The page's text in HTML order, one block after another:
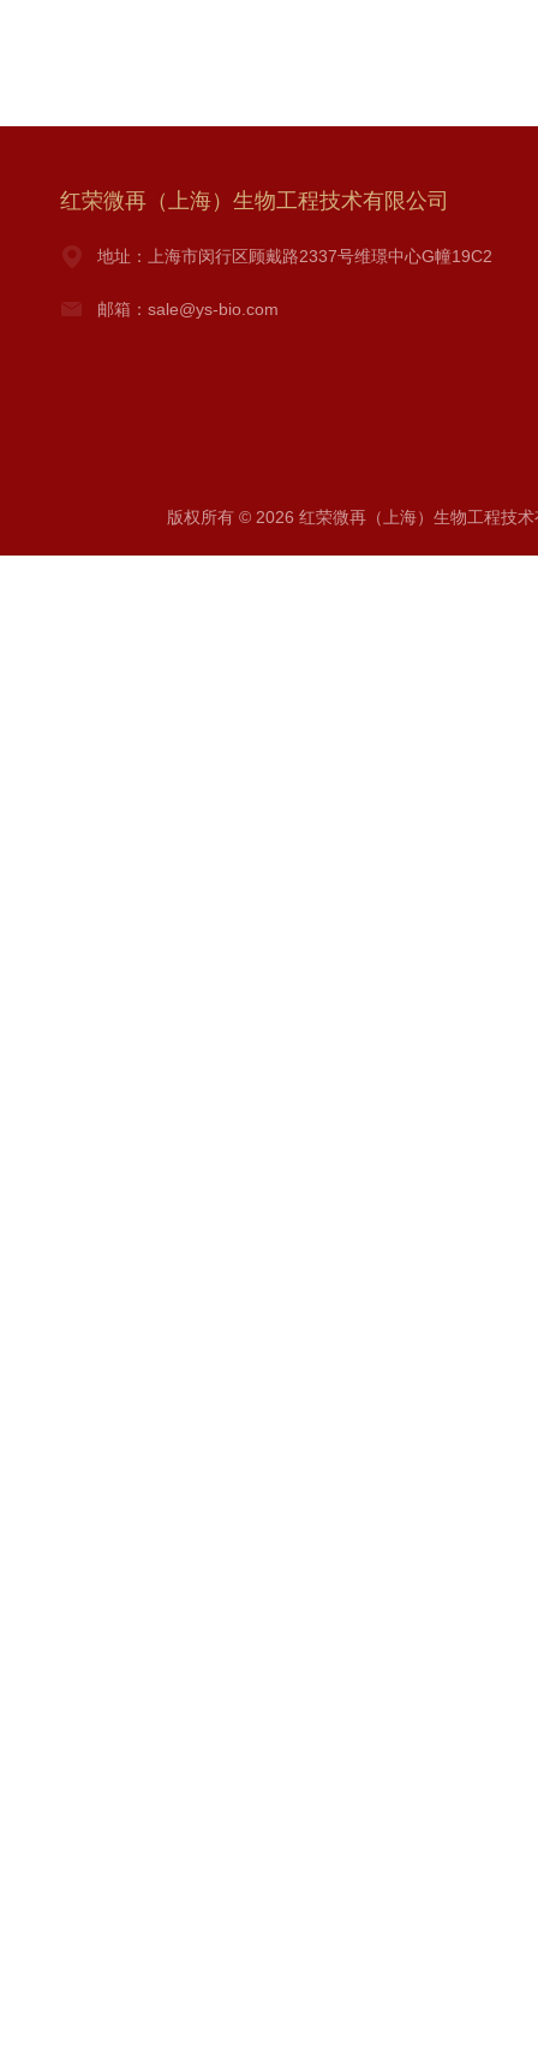
红荣微再（上海）生物工程技术有限公司
地址：上海市闵行区顾戴路2337号维璟中心G幢19C2
邮箱：sale@ys-bio.com
版权所有 © 2026 红荣微再（上海）生物工程技